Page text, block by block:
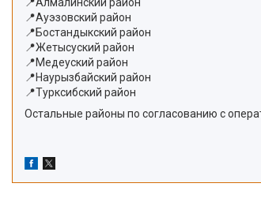
📍Ауэзовский район
📍Бостандыкский район
📍Жетысуский район
📍Медеуский район
📍Наурызбайский район
📍Турксибский район
Остальные районы по согласованию с